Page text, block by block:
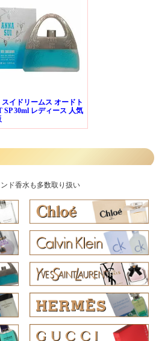
スイドリームス オードト
SP 30ml レディース 人気
ンド香水も多数取り扱い